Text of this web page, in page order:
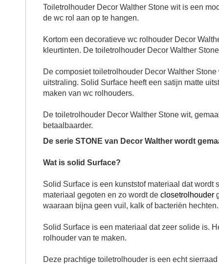
Toiletrolhouder Decor Walther Stone wit is een
de wc rol aan op te hangen.
Kortom een decoratieve wc rolhouder Decor
kleurtinten. De toiletrolhouder Decor Walther Stone
De composiettoiletrolhouder Decor Walther Stone
uitstraling. Solid Surface heeft een satijn matte
maken van wc rolhouders.
De toiletrolhouder Decor Walther Stone wit,
betaalbaarder.
De serie STONE van Decor Walther wordt
Wat is solid Surface?
Solid Surface is een kunststof materiaal dat
materiaal gegoten en zo wordt de closetrolhouder
waaraan bijna geen vuil, kalk of bacteriën
Solid Surface is een materiaal dat zeer solide is.
rolhouder van te maken.
Deze prachtige toiletrolhouder is een echt